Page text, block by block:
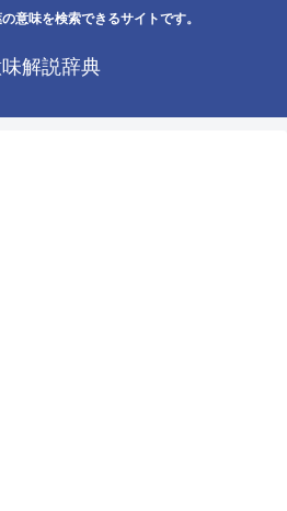
意味を検索できるサイトです。
解説辞典